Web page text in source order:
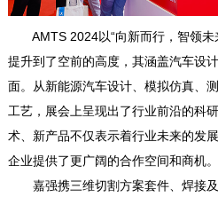
AMTS 2024以“向新而行，智领未
提升到了空前的高度，其涵盖汽车设
面。从新能源汽车设计、模拟仿真、
工艺，展会上呈现出了行业前沿的科
术、新产品不仅表示着行业未来的发
企业提供了更广阔的合作空间和商机。
嘉强携三维切割方案套件、焊接及